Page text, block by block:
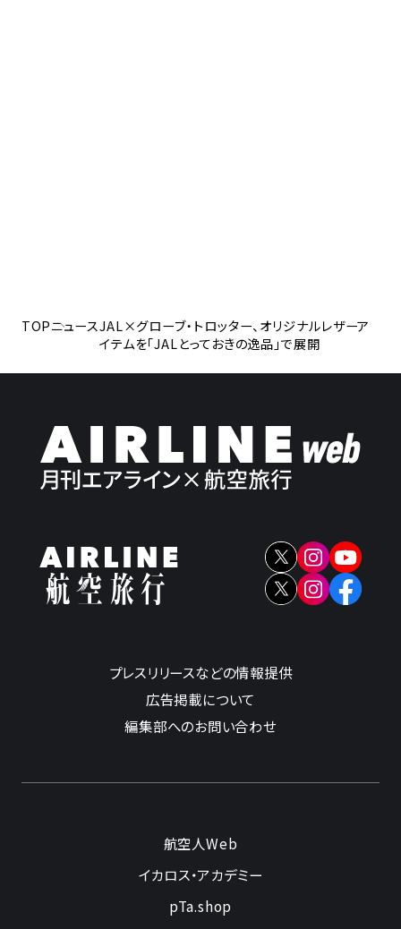
TOPニュースJAL×グローブ・トロッター、オリジナルレザーア
イテムを「JALとっておきの逸品」で展開
プレスリリースなどの情報提供
広告掲載について
編集部へのお問い合わせ
航空人Web
イカロス・アカデミー
pTa.shop